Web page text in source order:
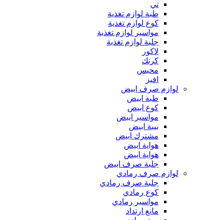
تي
طبة لوازم تغذية
كوع لوازم تغذية
مواسير لوازم تغذية
جلبة لوازم تغذية
لاكور
كرنك
محبس
افيز
لوازم صرف ابيض
طبة ابيض
كوع ابيض
مواسير ابيض
بيبة ابيض
مشترك ابيض
هواية ابيض
هواية ابيض
جلبة صرف ابيض
لوازم صرف رمادي
جلبة صرف رمادي
كوع رمادي
مواسير رمادي
مانع ارتداد